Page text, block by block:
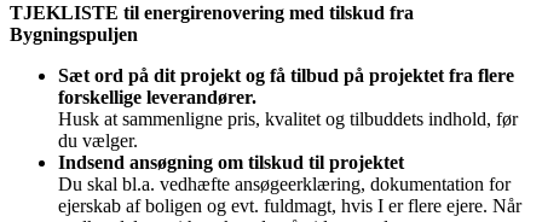
TJEKLISTE til energirenovering med tilskud fra
Bygningspuljen
Sæt ord på dit projekt og få tilbud på projektet fra flere
forskellige leverandører.
Husk at sammenligne pris, kvalitet og tilbuddets indhold, før
du vælger.
Indsend ansøgning om tilskud til projektet
Du skal bl.a. vedhæfte ansøgeerklæring, dokumentation for
ejerskab af boligen og evt. fuldmagt, hvis I er flere ejere. Når